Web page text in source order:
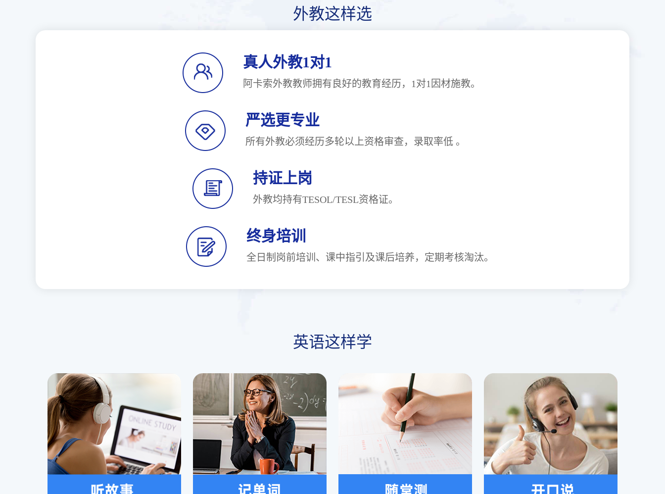
外教这样选
真人外教1对1
阿卡索外教教师拥有良好的教育经历，1对1因材施教。
严选更专业
所有外教必须经历多轮以上资格审查，录取率低 。
持证上岗
外教均持有TESOL/TESL资格证。
终身培训
全日制岗前培训、课中指引及课后培养，定期考核淘汰。
英语这样学